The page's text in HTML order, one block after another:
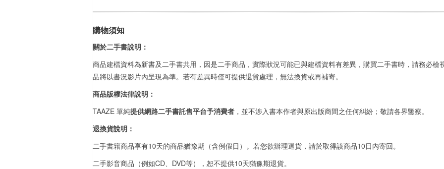
購物須知
關於二手書說明：
商品建檔資料為新書及二手書共用，因是二手商品，實際狀況可能已與建檔資料有差異，購買二手書時，請務必
品將以書況影片內呈現為準。若有差異時僅可提供退貨處理，無法換貨或再補寄。
商品版權法律說明：
TAAZE 單純提供網路二手書託售平台予消費者 ，並不涉入書本作者與原出版商間之任何糾紛；敬請各界鑒察。
退換貨說明：
二手書籍商品享有10天的商品猶豫期（含例假日）。若您欲辦理退貨，請於取得該商品10日內寄回。
二手影音商品（例如CD、DVD等），恕不提供10天猶豫期退貨。